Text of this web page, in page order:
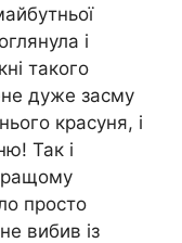
і
такого
дуже засму
красуня, і
Так і
просто
вибив із